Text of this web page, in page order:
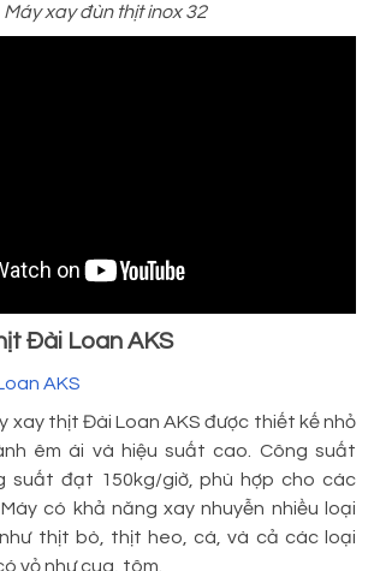
Máy xay đùn thịt inox 32
Đài Loan AKS
AKS
xay thịt Đài Loan AKS được thiết kế nhỏ
êm ái và hiệu suất cao. Công suất
suất đạt 150kg/giờ, phù hợp cho các
có khả năng xay nhuyễn nhiều loại
thịt bò, thịt heo, cá, và cả các loại
vỏ như cua, tôm.